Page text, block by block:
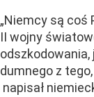
„Niemcy są coś
II wojny
dumnego z
napisał